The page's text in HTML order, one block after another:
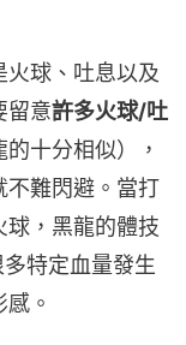
火球、吐息以及
留意許多火球/吐
的十分相似），
不難閃避。當打
球，黑龍的體技
特定血量發生
。